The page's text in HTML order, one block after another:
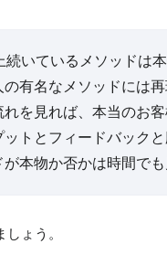
続いているメソッドは
の有名なメソッドには
れを見れば、本当のお
ットとフィードバック
が本物か否かは時間で
ょう。